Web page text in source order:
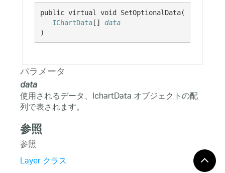
public virtual void SetOptionalData(
IChartData[] data
)
パラメータ
data
使用されるデータ、IchartData オブジェクトの配
列で表されます。
参照
参照
Layer クラス